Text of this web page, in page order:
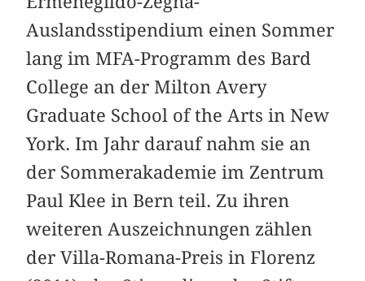
Auslandsstipendium einen Sommer
lang im MFA-Programm des Bard
College an der Milton Avery
Graduate School of the Arts in New
York. Im Jahr darauf nahm sie an
der Sommerakademie im Zentrum
Paul Klee in Bern teil. Zu ihren
weiteren Auszeichnungen zählen
der Villa-Romana-Preis in Florenz